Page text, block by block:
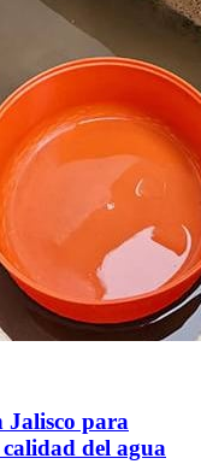
Jalisco para
del agua